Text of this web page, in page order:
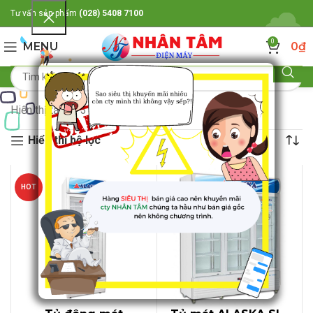
Tư vấn sản phẩm (028) 5408 7100
MENU 0 0₫
Hiển thị tất cả 3 kết quả
Hiển thị bộ lọc
HOT